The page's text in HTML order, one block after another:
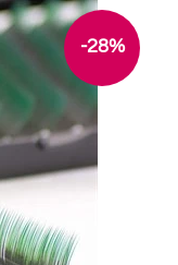
-28%